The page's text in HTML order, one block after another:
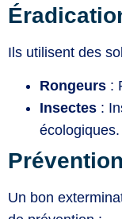
Ils utilisent des
Rongeurs :
Insectes :
écologiques.
Un bon